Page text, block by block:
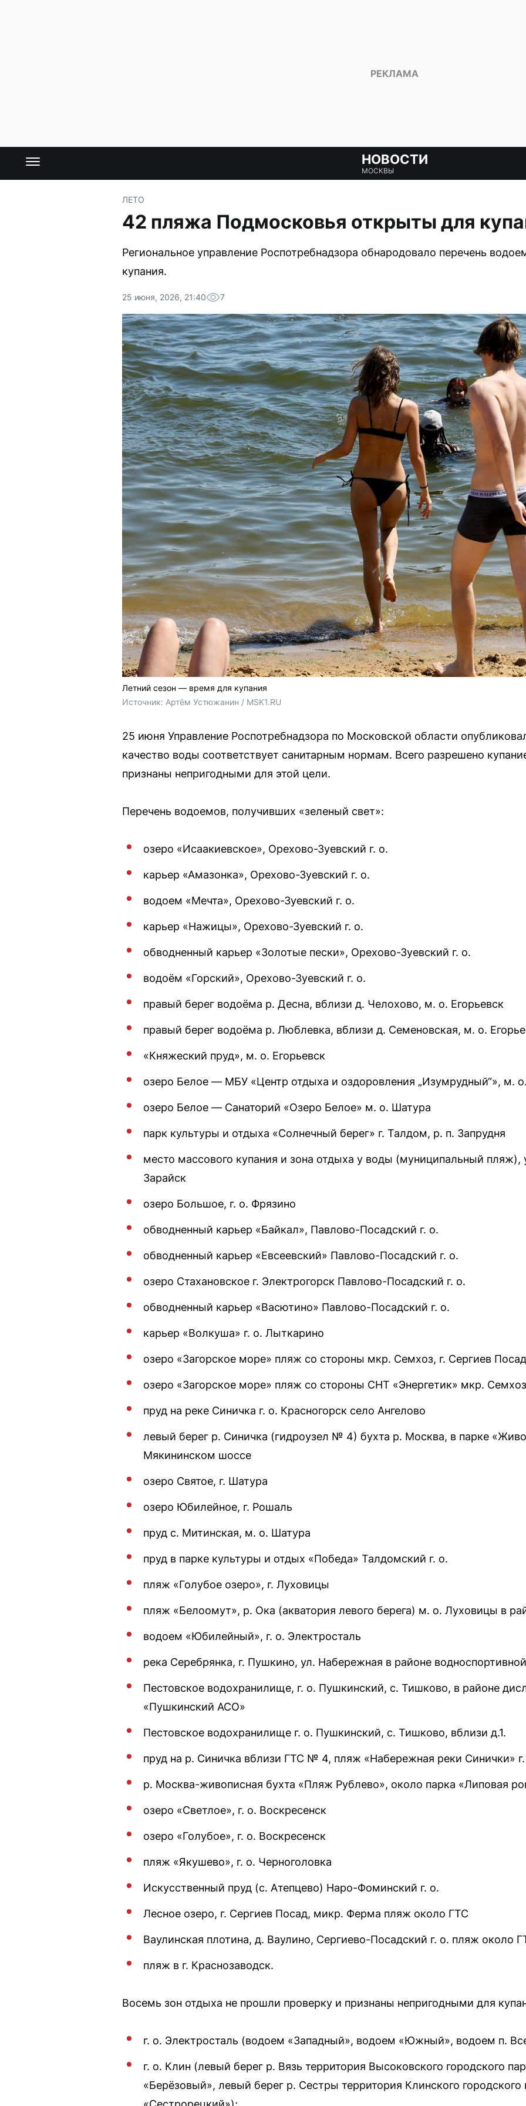
НОВОСТИ
МОСКВЫ
ЛЕТО
42 пляжа Подмосковья открыты для
Региональное управление Роспотребнадзора обнародовало перечень
купания.
25 июня, 2026, 21:40 7
Летний сезон — время для купания
Источник: Артём Устюжанин / MSK1.RU
25 июня Управление Роспотребнадзора по Московской области
качество воды соответствует санитарным нормам. Всего разрешено
признаны непригодными для этой цели.
Перечень водоемов, получивших «зеленый свет»:
озеро «Исаакиевское», Орехово-Зуевский г. о.
карьер «Амазонка», Орехово-Зуевский г. о.
водоем «Мечта», Орехово-Зуевский г. о.
карьер «Нажицы», Орехово-Зуевский г. о.
обводненный карьер «Золотые пески», Орехово-Зуевский г. о.
водоём «Горский», Орехово-Зуевский г. о.
правый берег водоёма р. Десна, вблизи д. Челохово, м. о. Егорьевск
правый берег водоёма р. Люблевка, вблизи д. Семеновская, м. о.
«Княжеский пруд», м. о. Егорьевск
озеро Белое — МБУ «Центр отдыха и оздоровления „Изумрудный“», м.
озеро Белое — Санаторий «Озеро Белое» м. о. Шатура
парк культуры и отдыха «Солнечный берег» г. Талдом, р. п. Запрудня
место массового купания и зона отдыха у воды (муниципальный пляж),
Зарайск
озеро Большое, г. о. Фрязино
обводненный карьер «Байкал», Павлово-Посадский г. о.
обводненный карьер «Евсеевский» Павлово-Посадский г. о.
озеро Стахановское г. Электрогорск Павлово-Посадский г. о.
обводненный карьер «Васютино» Павлово-Посадский г. о.
карьер «Волкуша» г. о. Лыткарино
озеро «Загорское море» пляж со стороны мкр. Семхоз, г. Сергиев Посад
озеро «Загорское море» пляж со стороны СНТ «Энергетик» мкр.
пруд на реке Синичка г. о. Красногорск село Ангелово
левый берег р. Синичка (гидроузел № 4) бухта р. Москва, в парке
Мякининском шоссе
озеро Святое, г. Шатура
озеро Юбилейное, г. Рошаль
пруд с. Митинская, м. о. Шатура
пруд в парке культуры и отдых «Победа» Талдомский г. о.
пляж «Голубое озеро», г. Луховицы
пляж «Белоомут», р. Ока (акватория левого берега) м. о. Луховицы в
водоем «Юбилейный», г. о. Электросталь
река Серебрянка, г. Пушкино, ул. Набережная в районе
Пестовское водохранилище, г. о. Пушкинский, с. Тишково, в районе
«Пушкинский АСО»
Пестовское водохранилище г. о. Пушкинский, с. Тишково, вблизи д.1.
пруд на р. Синичка вблизи ГТС № 4, пляж «Набережная реки Синички»
р. Москва-живописная бухта «Пляж Рублево», около парка «Липовая
озеро «Светлое», г. о. Воскресенск
озеро «Голубое», г. о. Воскресенск
пляж «Якушево», г. о. Черноголовка
Искусственный пруд (с. Атепцево) Наро-Фоминский г. о.
Лесное озеро, г. Сергиев Посад, микр. Ферма пляж около ГТС
Ваулинская плотина, д. Ваулино, Сергиево-Посадский г. о. пляж около
пляж в г. Краснозаводск.
Восемь зон отдыха не прошли проверку и признаны непригодными для
г. о. Электросталь (водоем «Западный», водоем «Южный», водоем п.
г. о. Клин (левый берег р. Вязь территория Высоковского городского
«Берёзовый», левый берег р. Сестры территория Клинского